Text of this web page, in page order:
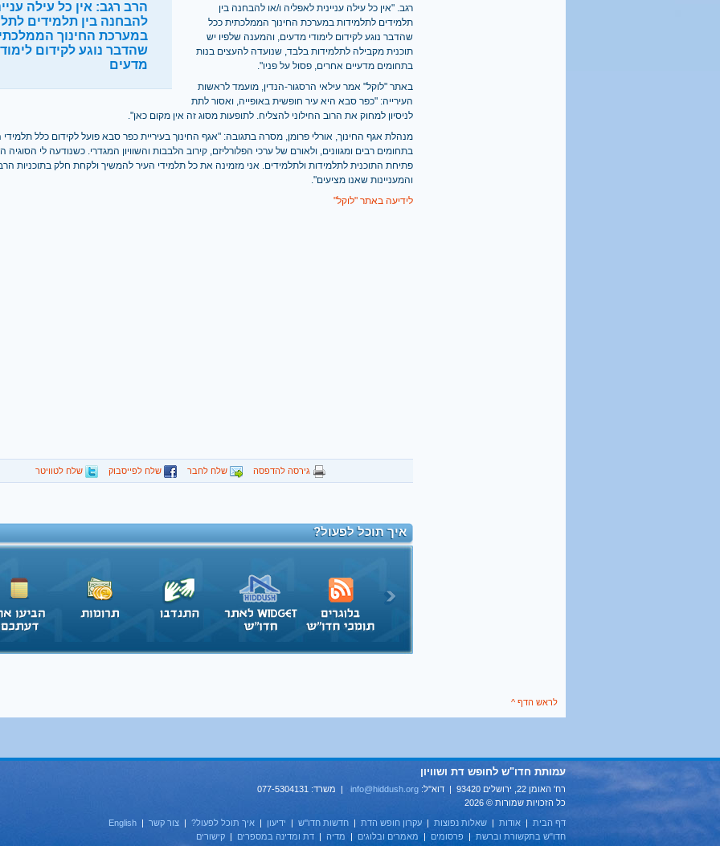
הרב רגב: אין כל עילה
להבחנה בין תלמידים
במערכת החינוך
שהדבר נוגע לקידום
מדעים
רגב. "אין כל עילה עניינית לאפליה ו/או להבחנה בין
תלמידים לתלמידות במערכת החינוך הממלכתית ככל
שהדבר נוגע לקידום לימודי מדעים, והמענה שלפיו יש
תוכנית מקבילה לתלמידות בלבד, שנועדה להעצים בנות
בתחומים מדעיים אחרים, פסול על פניו".
באתר "לוקל" אמר עילאי הרסגור-הנדין, מועמד לראשות
העירייה: "כפר סבא היא עיר חופשית באופייה, ואסור לתת
לניסיון למחוק את הרוב החילוני להצליח. לתופעות מסוג זה אין מקום כאן".
מנהלת אגף החינוך, אורלי פרומן, מסרה בתגובה: "אגף החינוך בעיריית כפר סבא פועל לקידום כלל תלמידי
בתחומים רבים ומגוונים, ולאורם של ערכי הפלורליזם, קירוב הלבבות והשוויון המגדרי. כשנודעה לי הסוגיה
פתיחת התוכנית לתלמידות ולתלמידים. אני מזמינה את כל תלמידי העיר להמשיך ולקחת חלק בתוכניות
והמעניינות שאנו מציעים".
לידיעה באתר "לוקל"
גירסה להדפסה שלח לחבר שלח לפייסבוק שלח לטוויטר
איך תוכל לפעול?
לראש הדף ^
עמותת חדו"ש לחופש דת ושוויון
רח' האומן 22, ירושלים 93420 | דוא''ל: info@hiddush.org | משרד: 077-5304131
כל הזכויות שמורות © 2026
דף הבית | אודות | שאלות נפוצות | עקרון חופש הדת | חדשות חדו''ש | ידיעון | איך תוכל לפעול? | צור קשר |
English
חדו"ש בתקשורת וברשת | פרסומים | מאמרים ובלוגים | מדיה | דת ומדינה במספרים | קישורים